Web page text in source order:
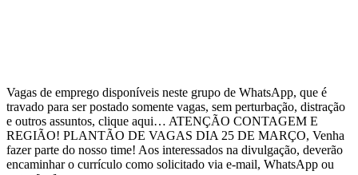
Vagas de emprego disponíveis neste grupo de WhatsApp, que é
travado para ser postado somente vagas, sem perturbação, distração
e outros assuntos, clique aqui… ATENÇÃO CONTAGEM E
REGIÃO! PLANTÃO DE VAGAS DIA 25 DE MARÇO, Venha
fazer parte do nosso time! Aos interessados na divulgação, deverão
encaminhar o currículo como solicitado via e-mail, WhatsApp ou